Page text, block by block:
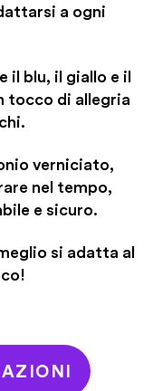
a ogni
il blu, il giallo e il
tocco di allegria
verniciato,
nel tempo,
e sicuro.
si adatta al